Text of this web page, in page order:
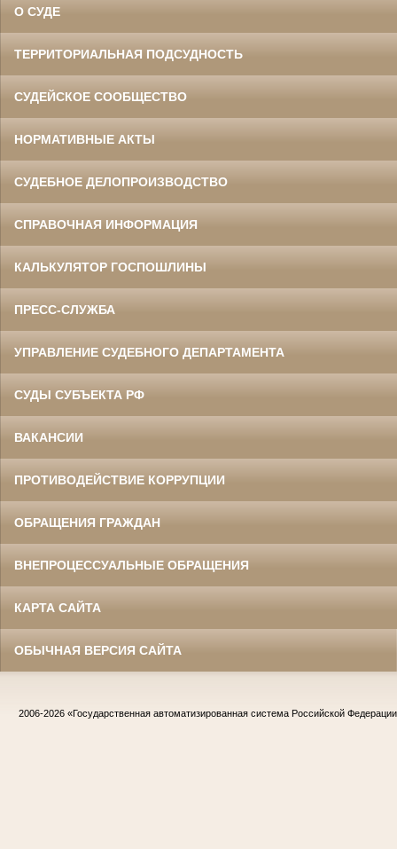
О СУДЕ
ТЕРРИТОРИАЛЬНАЯ ПОДСУДНОСТЬ
СУДЕЙСКОЕ СООБЩЕСТВО
НОРМАТИВНЫЕ АКТЫ
СУДЕБНОЕ ДЕЛОПРОИЗВОДСТВО
СПРАВОЧНАЯ ИНФОРМАЦИЯ
КАЛЬКУЛЯТОР ГОСПОШЛИНЫ
ПРЕСС-СЛУЖБА
УПРАВЛЕНИЕ СУДЕБНОГО ДЕПАРТАМЕНТА
СУДЫ СУБЪЕКТА РФ
ВАКАНСИИ
ПРОТИВОДЕЙСТВИЕ КОРРУПЦИИ
ОБРАЩЕНИЯ ГРАЖДАН
ВНЕПРОЦЕССУАЛЬНЫЕ ОБРАЩЕНИЯ
КАРТА САЙТА
ОБЫЧНАЯ ВЕРСИЯ САЙТА
2006-2026 «Государственная автоматизированная система Российской